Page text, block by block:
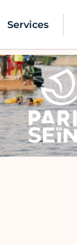
Services